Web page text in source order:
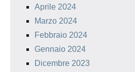
Aprile 2024
Marzo 2024
Febbraio 2024
Gennaio 2024
Dicembre 2023